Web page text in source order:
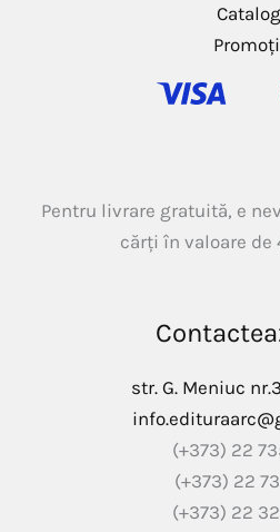
Catalog
Pentru livrare gratuită, e
cărți în valoare de
str. G. Meniuc
(+373) 22
(+373) 22
(+373) 22